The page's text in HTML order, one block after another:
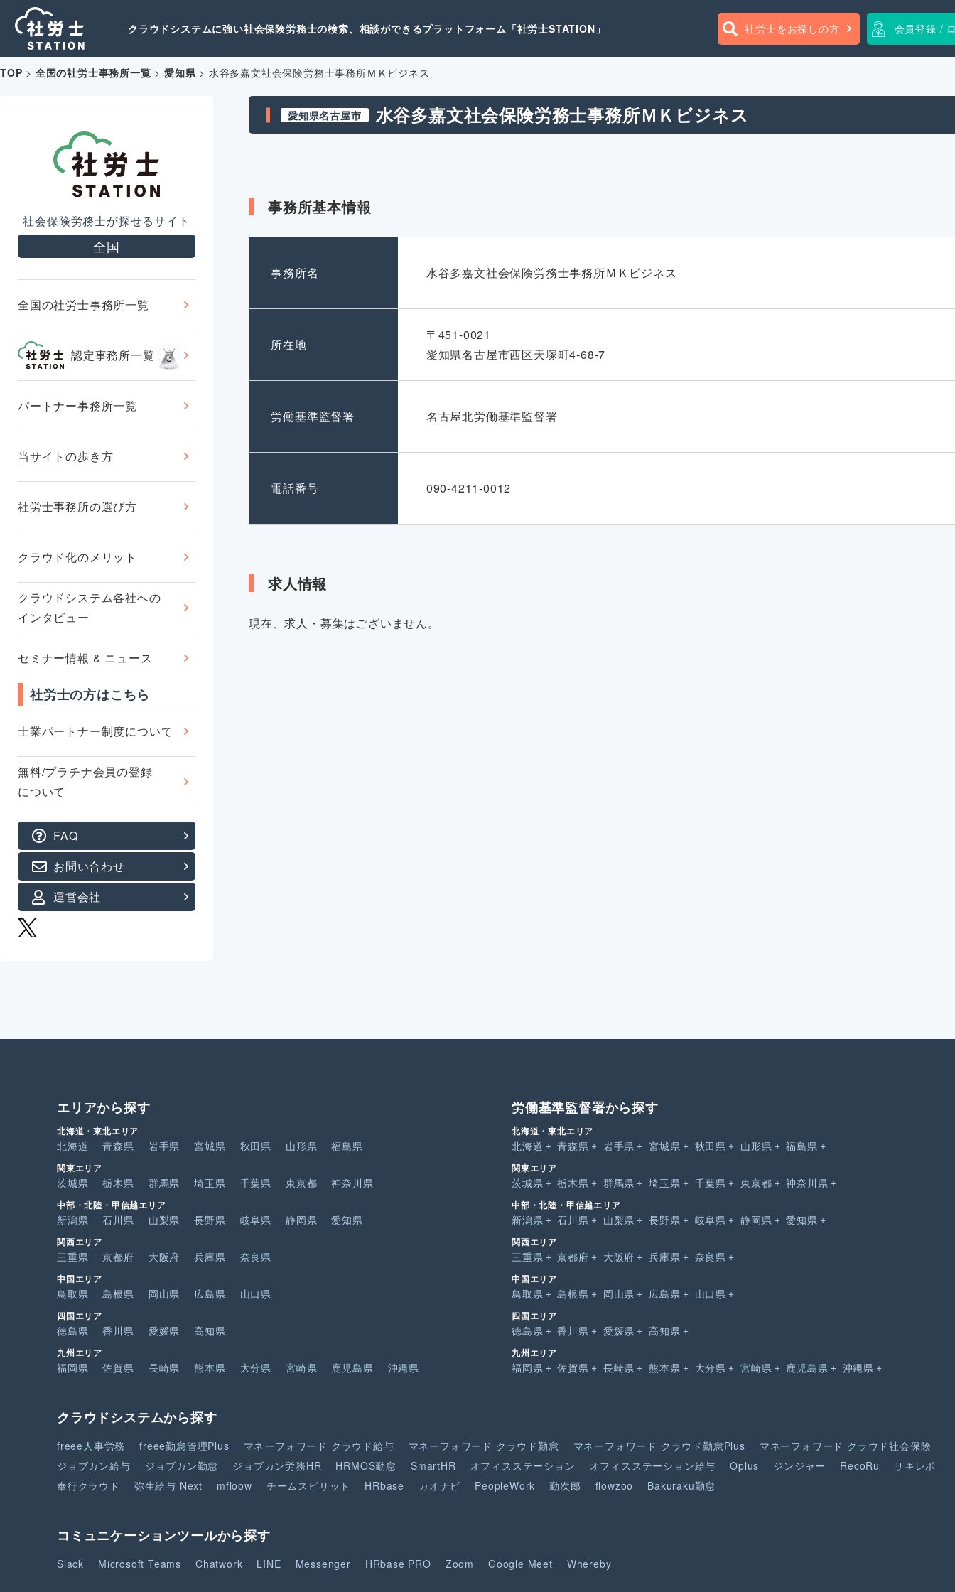
クラウドシステムに強い社会保険労務士の検索、相談ができるプラットフォーム「社労士STATION」 社労士をお探しの方 会員登録 /
TOP > 全国の社労士事務所一覧 >愛知県> 水谷多嘉文社会保険労務士事務所ＭＫビジネス
社会保険労務士が探せるサイト
全国
全国の社労士事務所一覧
認定事務所一覧
パートナー事務所一覧
当サイトの歩き方
社労士事務所の選び方
クラウド化のメリット
クラウドシステム各社への
インタビュー
セミナー情報 & ニュース
社労士の方はこちら
士業パートナー制度について
無料/プラチナ会員の登録
について
FAQ
お問い合わせ
運営会社
愛知県名古屋市 水谷多嘉文社会保険労務士事務所ＭＫビジネス
事務所基本情報
事務所名 水谷多嘉文社会保険労務士事務所ＭＫビジネス
所在地
〒451-0021
愛知県名古屋市西区天塚町4-68-7
労働基準監督署 名古屋北労働基準監督署
電話番号 090-4211-0012
求人情報
現在、求人・募集はございません。
エリアから探す
北海道・東北エリア
北海道 青森県 岩手県 宮城県 秋田県 山形県 福島県
関東エリア
茨城県 栃木県 群馬県 埼玉県 千葉県 東京都 神奈川県
中部・北陸・甲信越エリア
新潟県 石川県 山梨県 長野県 岐阜県 静岡県 愛知県
関西エリア
三重県 京都府 大阪府 兵庫県 奈良県
中国エリア
鳥取県 島根県 岡山県 広島県 山口県
四国エリア
徳島県 香川県 愛媛県 高知県
九州エリア
福岡県 佐賀県 長崎県 熊本県 大分県 宮崎県 鹿児島県 沖縄県
労働基準監督署から探す
北海道・東北エリア
北海道 青森県 岩手県 宮城県 秋田県 山形県 福島県
関東エリア
茨城県 栃木県 群馬県 埼玉県 千葉県 東京都 神奈川県
中部・北陸・甲信越エリア
新潟県 石川県 山梨県 長野県 岐阜県 静岡県 愛知県
関西エリア
三重県 京都府 大阪府 兵庫県 奈良県
中国エリア
鳥取県 島根県 岡山県 広島県 山口県
四国エリア
徳島県 香川県 愛媛県 高知県
九州エリア
福岡県 佐賀県 長崎県 熊本県 大分県 宮崎県 鹿児島県 沖縄県
クラウドシステムから探す
freee人事労務 freee勤怠管理Plus マネーフォワード クラウド給与 マネーフォワード クラウド勤怠 マネーフォワード クラウド勤怠Plus マネーフォワード クラウド社会保険
ジョブカン給与
ジョブカン勤怠 ジョブカン労務HR HRMOS勤怠 SmartHR オフィスステーション オフィスステーション給与 Oplus ジンジャー RecoRu
サキレポ
奉行クラウド
弥生給与 Next mfloow チームスピリット HRbase カオナビ PeopleWork 勤次郎 flowzoo Bakuraku勤怠
コミュニケーションツールから探す
Slack Microsoft Teams Chatwork LINE Messenger HRbase PRO Zoom Google Meet Whereby